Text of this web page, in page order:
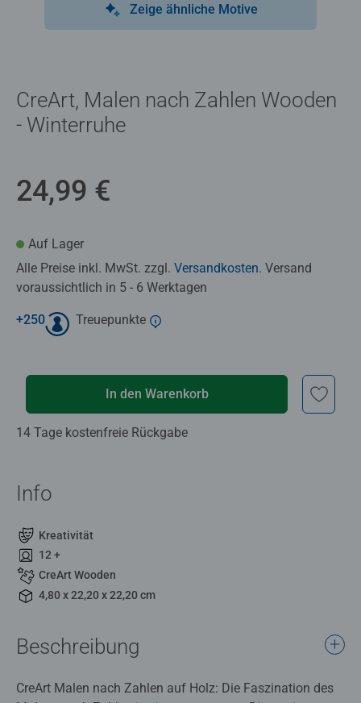
Zeige ähnliche Motive
CreArt, Malen nach Zahlen Wooden
- Winterruhe
24,99 €
Auf Lager
Alle Preise inkl. MwSt. zzgl. Versandkosten. Versand
voraussichtlich in 5 - 6 Werktagen
+250 Treuepunkte
In den Warenkorb
14 Tage kostenfreie Rückgabe
Info
Kreativität
12 +
CreArt Wooden
4,80 x 22,20 x 22,20 cm
Beschreibung
CreArt Malen nach Zahlen auf Holz: Die Faszination des